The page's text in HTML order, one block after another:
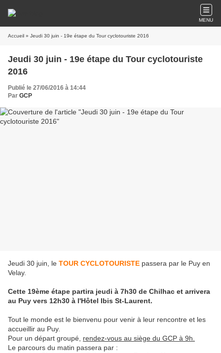
MENU
Accueil » Jeudi 30 juin - 19e étape du Tour cyclotouriste 2016
Jeudi 30 juin - 19e étape du Tour cyclotouriste
2016
Publié le 27/06/2016 à 14:44
Par GCP
Jeudi 30 juin, le TOUR CYCLOTOURISTE passera par le Puy en
Velay.
Cette 19ème étape partira jeudi à 7h30 de Chilhac et arrivera
au Puy vers 12h30 à l'Hôtel Ibis St-Laurent.
Tout le monde est le bienvenu pour venir à leur rencontre et les
accueillir au Puy.
Pour un départ groupé, rendez-vous au siège du GCP à 9h.
Le parcours du matin passera par :